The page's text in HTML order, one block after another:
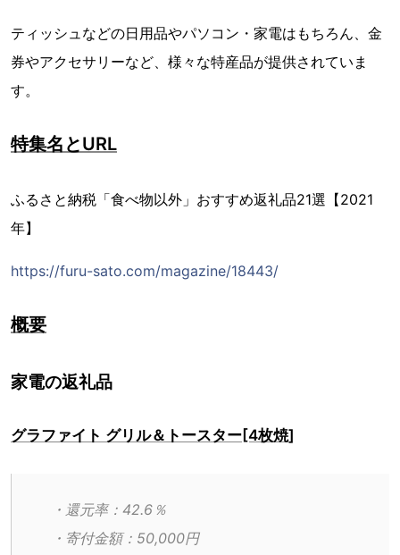
ティッシュなどの日用品やパソコン・家電はもちろん、金
券やアクセサリーなど、様々な特産品が提供されていま
す。
特集名とURL
ふるさと納税「食べ物以外」おすすめ返礼品21選【2021
年】
https://furu-sato.com/magazine/18443/
概要
家電の返礼品
グラファイト グリル＆トースター[4枚焼]
・還元率：42.6％
・寄付金額：50,000円